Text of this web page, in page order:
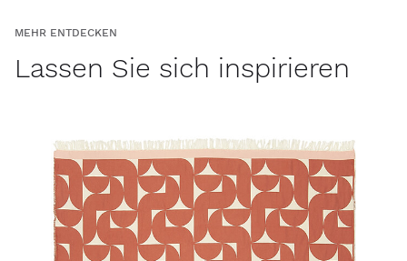
MEHR ENTDECKEN
Lassen Sie sich inspirieren